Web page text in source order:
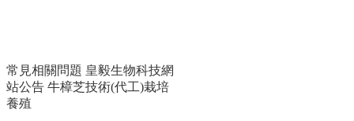
常見相關問題 皇毅生物科技網
站公告 牛樟芝技術(代工)栽培
養殖